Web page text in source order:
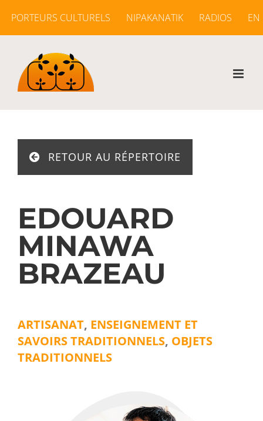
au
contenu
PORTEURS CULTURELS NIPAKANATIK RADIOS EN
RETOUR AU RÉPERTOIRE
EDOUARD
MINAWA
BRAZEAU
ARTISANAT, ENSEIGNEMENT ET
SAVOIRS TRADITIONNELS, OBJETS
TRADITIONNELS